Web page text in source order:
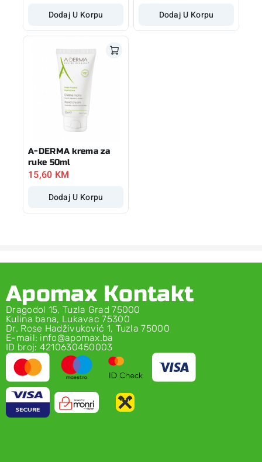
Dodaj U Korpu Dodaj U Korpu
A-DERMA krema za
ruke 50ml
15,60 KM
Dodaj U Korpu
Apomax Kontakt
Dragodol 15, Tuzla Grad 75000
Kulina bana, Lukavac 75300
Dr. Rose Hadživuković 1, Tuzla 75000
E-mail: info@apomax.ba
ID broj: 4210630450003